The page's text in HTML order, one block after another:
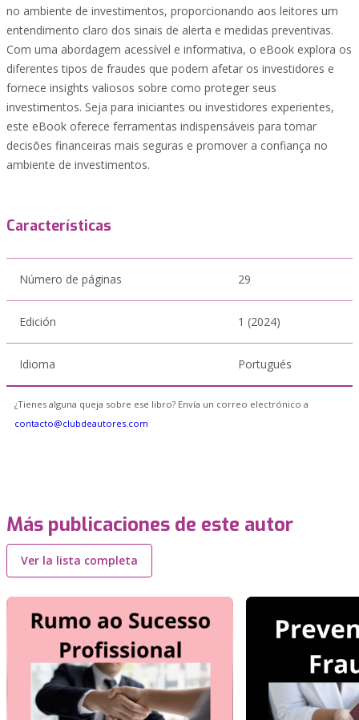
no ambiente de investimentos, proporcionando aos leitores um
entendimento claro dos sinais de alerta e medidas preventivas.
Com uma abordagem acessível e informativa, o eBook explora os
diferentes tipos de fraudes que podem afetar os investidores e
fornece insights valiosos sobre como proteger seus
investimentos. Seja para iniciantes ou investidores experientes,
este eBook oferece ferramentas indispensáveis para tomar
decisões financeiras mais seguras e promover a confiança no
ambiente de investimentos.
Características
Número de páginas 29
Edición 1 (2024)
Idioma Portugués
¿Tienes alguna queja sobre ese libro? Envía un correo electrónico a
contacto@clubdeautores.com
Más publicaciones de este autor
Ver la lista completa